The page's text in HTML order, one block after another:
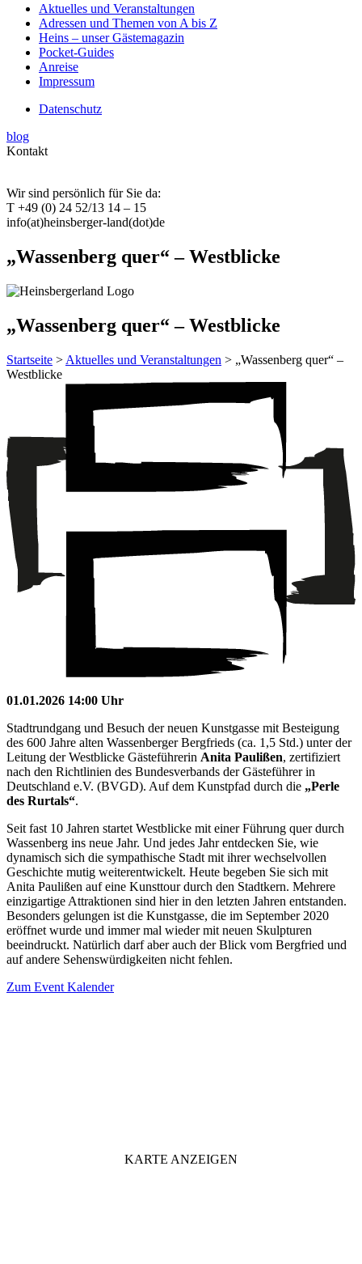
Aktuelles und Veranstaltungen
Adressen und Themen von A bis Z
Heins – unser Gästemagazin
Pocket-Guides
Anreise
Impressum
Datenschutz
blog
Kontakt
Wir sind persönlich für Sie da:
T +49 (0) 24 52/13 14 – 15
info(at)heinsberger-land(dot)de
„Wassenberg quer“ – Westblicke
„Wassenberg quer“ – Westblicke
Startseite > Aktuelles und Veranstaltungen > „Wassenberg quer“ –
Westblicke
01.01.2026 14:00 Uhr
Stadtrundgang und Besuch der neuen Kunstgasse mit Besteigung
des 600 Jahre alten Wassenberger Bergfrieds (ca. 1,5 Std.) unter der
Leitung der Westblicke Gästeführerin Anita Paulißen, zertifiziert
nach den Richtlinien des Bundesverbands der Gästeführer in
Deutschland e.V. (BVGD). Auf dem Kunstpfad durch die „Perle
des Rurtals“.
Seit fast 10 Jahren startet Westblicke mit einer Führung quer durch
Wassenberg ins neue Jahr. Und jedes Jahr entdecken Sie, wie
dynamisch sich die sympathische Stadt mit ihrer wechselvollen
Geschichte mutig weiterentwickelt. Heute begeben Sie sich mit
Anita Paulißen auf eine Kunsttour durch den Stadtkern. Mehrere
einzigartige Attraktionen sind hier in den letzten Jahren entstanden.
Besonders gelungen ist die Kunstgasse, die im September 2020
eröffnet wurde und immer mal wieder mit neuen Skulpturen
beeindruckt. Natürlich darf aber auch der Blick vom Bergfried und
auf andere Sehenswürdigkeiten nicht fehlen.
Zum Event Kalender
KARTE ANZEIGEN